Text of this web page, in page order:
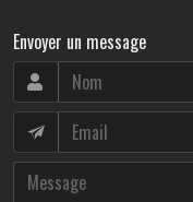
Envoyer un message